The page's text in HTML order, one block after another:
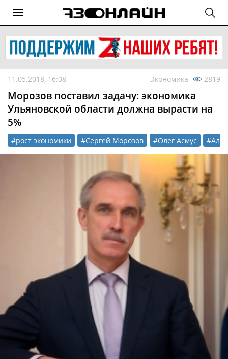
11.05.2018, 16:08 Экономика 2819
Морозов поставил задачу: экономика
Ульяновской области должна вырасти на
5%
#рост экономики #Сергей Морозов #Олег Асмус